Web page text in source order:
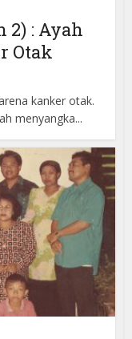
2) : Ayah
Otak
kanker otak.
menyangka...